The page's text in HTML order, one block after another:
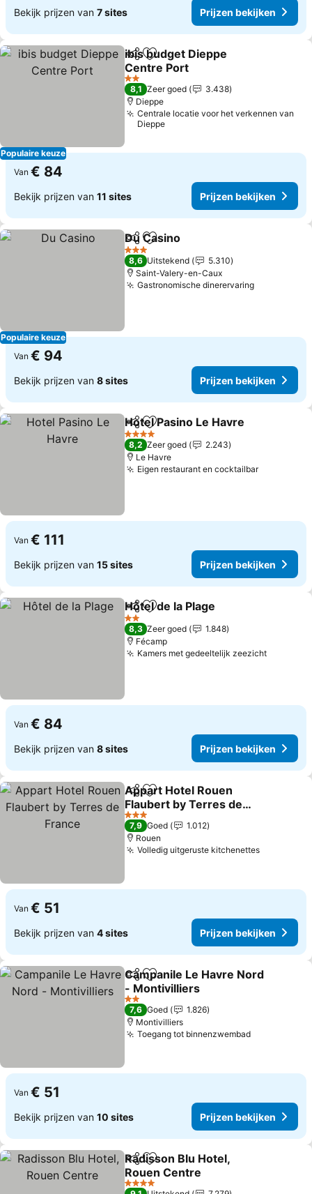
Bekijk prijzen van 7 sites Prijzen bekijken
Populaire keuze
DelenToevoegen aan favorieten
ibis budget Dieppe
Centre Port
2 Sterren
8,1 Zeer goed
3.438
Dieppe
Centrale locatie voor het verkennen van
Dieppe
Van € 84
Bekijk prijzen van 11 sites Prijzen bekijken
Populaire keuze
DelenToevoegen aan favorieten
Du Casino
3 Sterren
8,6 Uitstekend
5.310
Saint-Valery-en-Caux
Gastronomische dinerervaring
Van € 94
Bekijk prijzen van 8 sites Prijzen bekijken
DelenToevoegen aan favorieten
Hotel Pasino Le Havre
4 Sterren
8,2 Zeer goed
2.243
Le Havre
Eigen restaurant en cocktailbar
Van € 111
Bekijk prijzen van 15 sites Prijzen bekijken
DelenToevoegen aan favorieten
Hôtel de la Plage
2 Sterren
8,3 Zeer goed
1.848
Fécamp
Kamers met gedeeltelijk zeezicht
Van € 84
Bekijk prijzen van 8 sites Prijzen bekijken
DelenToevoegen aan favorieten
Appart Hotel Rouen
Flaubert by Terres de
France
3 Sterren
7,9 Goed
1.012
Rouen
Volledig uitgeruste kitchenettes
Van € 51
Bekijk prijzen van 4 sites Prijzen bekijken
DelenToevoegen aan favorieten
Campanile Le Havre Nord
- Montivilliers
2 Sterren
7,6 Goed
1.826
Montivilliers
Toegang tot binnenzwembad
Van € 51
Bekijk prijzen van 10 sites Prijzen bekijken
DelenToevoegen aan favorieten
Radisson Blu Hotel,
Rouen Centre
4 Sterren